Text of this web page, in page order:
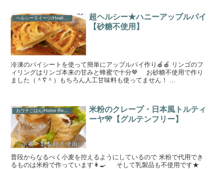
超ヘルシー★ハニーアップルパイ
【砂糖不使用】
冷凍のパイシートを使って簡単にアップルパイ作り🍎🍎 リンゴのフ
ィリングはリンゴ本来の甘みと蜂蜜で十分🤎 お砂糖不使用で作り
ました（＾∇＾）もちろん人工甘味料も使ってません！ ...
おウチごはん/Home Recipe
米粉のクレープ・日本風トルティ
ーヤ🎌【グルテンフリー】
普段からなるべく小麦を控えるようにしているので 米粉で代用でき
るものは米粉で作っています👩‍🍳 そして乳製品も不使用です★